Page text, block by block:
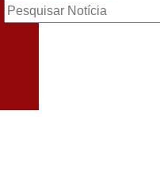
Pesquisar Notícia